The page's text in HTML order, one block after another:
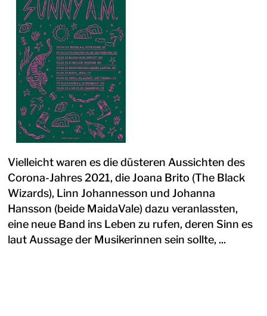
Vielleicht waren es die düsteren Aussichten des
Corona-Jahres 2021, die Joana Brito (The Black
Wizards), Linn Johannesson und Johanna
Hansson (beide MaidaVale) dazu veranlassten,
eine neue Band ins Leben zu rufen, deren Sinn es
laut Aussage der Musikerinnen sein sollte, ...